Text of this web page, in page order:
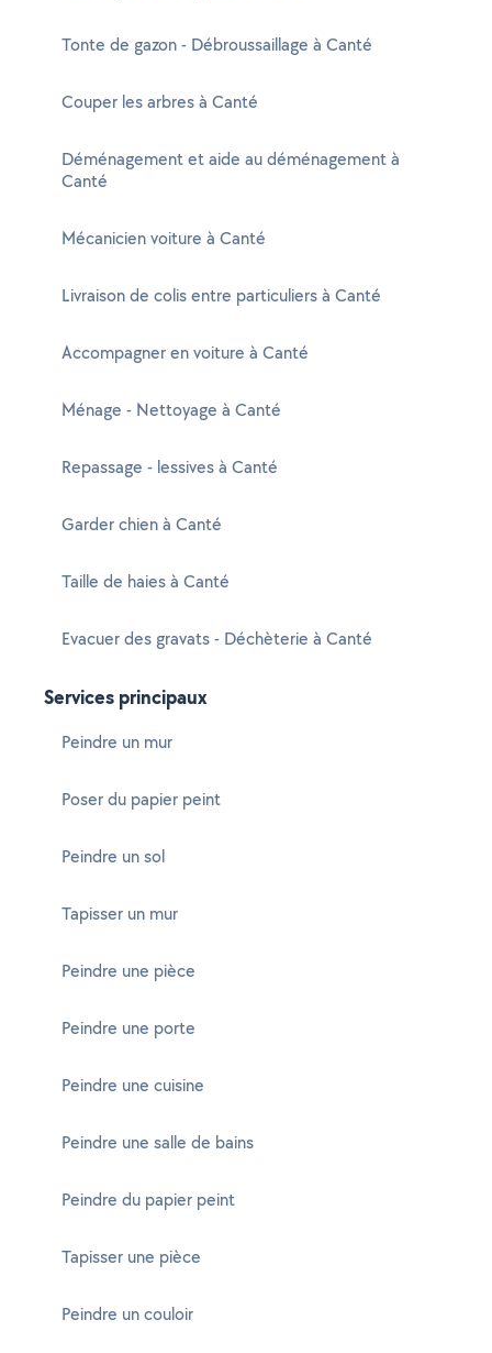
Tonte de gazon - Débroussaillage à Canté
Couper les arbres à Canté
Déménagement et aide au déménagement à
Canté
Mécanicien voiture à Canté
Livraison de colis entre particuliers à Canté
Accompagner en voiture à Canté
Ménage - Nettoyage à Canté
Repassage - lessives à Canté
Garder chien à Canté
Taille de haies à Canté
Evacuer des gravats - Déchèterie à Canté
Services principaux
Peindre un mur
Poser du papier peint
Peindre un sol
Tapisser un mur
Peindre une pièce
Peindre une porte
Peindre une cuisine
Peindre une salle de bains
Peindre du papier peint
Tapisser une pièce
Peindre un couloir